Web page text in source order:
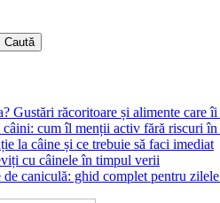
Gustări răcoritoare și alimente care
cum îl menții activ fără riscuri
la câine și ce trebuie să faci imediat
cu câinele în timpul verii
caniculă: ghid complet pentru